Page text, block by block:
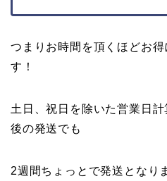
つまりお時間を頂くほどお
す！
土日、祝日を除いた営業日
後の発送でも
2週間ちょっとで発送となり